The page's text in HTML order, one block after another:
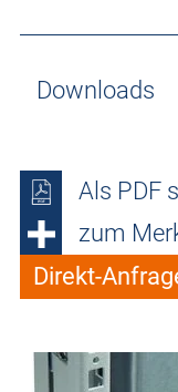
Downloads
Als PDF
zum
Direkt-